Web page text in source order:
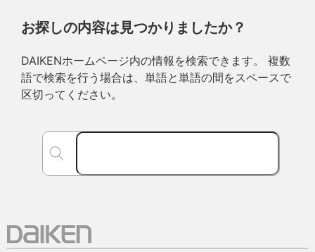
お探しの内容は見つかりましたか？
DAIKENホームページ内の情報を検索できます。 複数
語で検索を行う場合は、単語と単語の間をスペースで
区切ってください。